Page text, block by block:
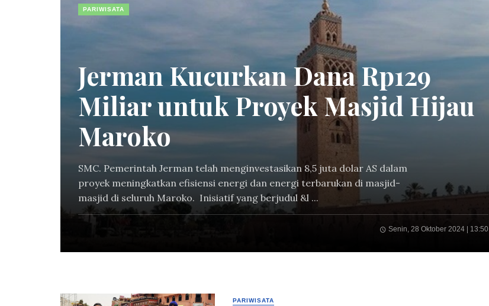
Jerman Kucurkan Dana Rp129
Miliar untuk Proyek Masjid Hijau
Maroko
SMC. Pemerintah Jerman telah menginvestasikan 8,5 juta dolar AS dalam
proyek meningkatkan efisiensi energi dan energi terbarukan di masjid-
masjid di seluruh Maroko. Inisiatif yang berjudul &l ...
Senin, 28 Oktober 2024 | 13:50
PARIWISATA
PARIWISATA